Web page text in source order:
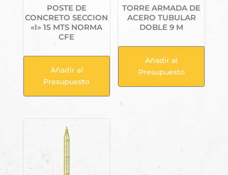
POSTE DE
CONCRETO SECCION
«I» 15 MTS NORMA
CFE
Añadir al
Presupuesto
TORRE ARMADA DE
ACERO TUBULAR
DOBLE 9 M
Añadir al
Presupuesto